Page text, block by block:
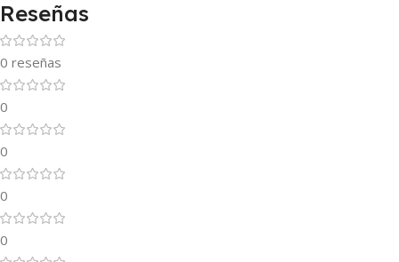
Reseñas
0 reseñas
0
0
0
0